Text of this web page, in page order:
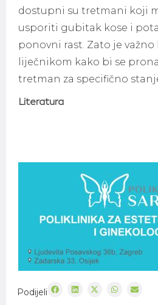
dostupni su tretmani koji
usporiti gubitak kose i
ponovni rast. Zato je
liječnikom kako bi se
tretman za specifično
Literatura
Podijeli